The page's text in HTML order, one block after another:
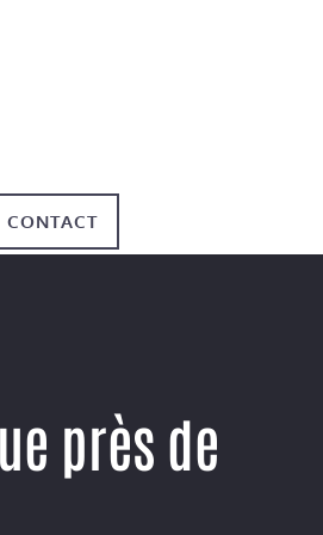
CONTACT
près de